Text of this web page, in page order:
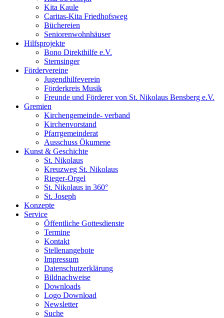
Kita Kaule
Caritas-Kita Friedhofsweg
Büchereien
Seniorenwohnhäuser
Hilfsprojekte
Bono Direkthilfe e.V.
Sternsinger
Fördervereine
Jugendhilfeverein
Förderkreis Musik
Freunde und Förderer von St. Nikolaus Bensberg e.V.
Gremien
Kirchengemeinde- verband
Kirchenvorstand
Pfarrgemeinderat
Ausschuss Ökumene
Kunst & Geschichte
St. Nikolaus
Kreuzweg St. Nikolaus
Rieger-Orgel
St. Nikolaus in 360°
St. Joseph
Konzepte
Service
Öffentliche Gottesdienste
Termine
Kontakt
Stellenangebote
Impressum
Datenschutzerklärung
Bildnachweise
Downloads
Logo Download
Newsletter
Suche